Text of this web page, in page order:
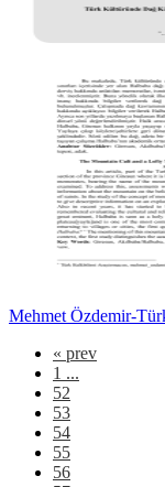
Mehmet Özdemir-
« prev
1 ...
52
53
54
55
56